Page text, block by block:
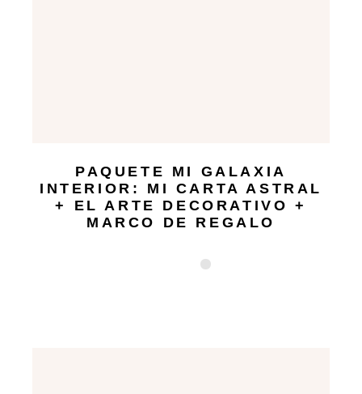
PAQUETE MI GALAXIA
INTERIOR: MI CARTA ASTRAL
+ EL ARTE DECORATIVO +
MARCO DE REGALO